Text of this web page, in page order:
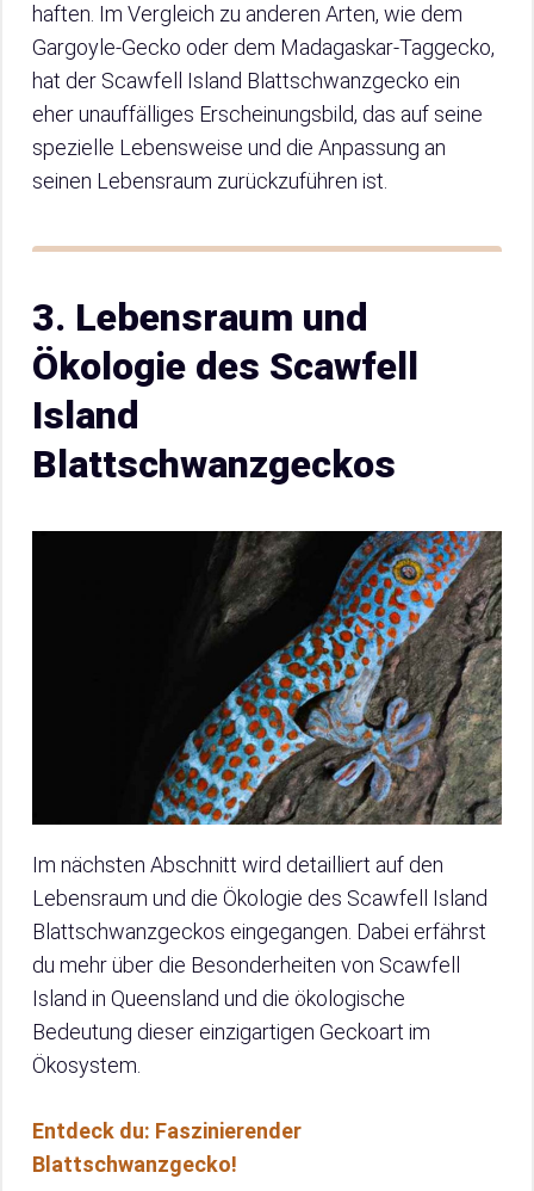
haften. Im Vergleich zu anderen Arten, wie dem
Gargoyle-Gecko oder dem Madagaskar-Taggecko,
hat der Scawfell Island Blattschwanzgecko ein
eher unauffälliges Erscheinungsbild, das auf seine
spezielle Lebensweise und die Anpassung an
seinen Lebensraum zurückzuführen ist.
3. Lebensraum und
Ökologie des Scawfell
Island
Blattschwanzgeckos
Im nächsten Abschnitt wird detailliert auf den
Lebensraum und die Ökologie des Scawfell Island
Blattschwanzgeckos eingegangen. Dabei erfährst
du mehr über die Besonderheiten von Scawfell
Island in Queensland und die ökologische
Bedeutung dieser einzigartigen Geckoart im
Ökosystem.
Entdeck du: Faszinierender
Blattschwanzgecko!